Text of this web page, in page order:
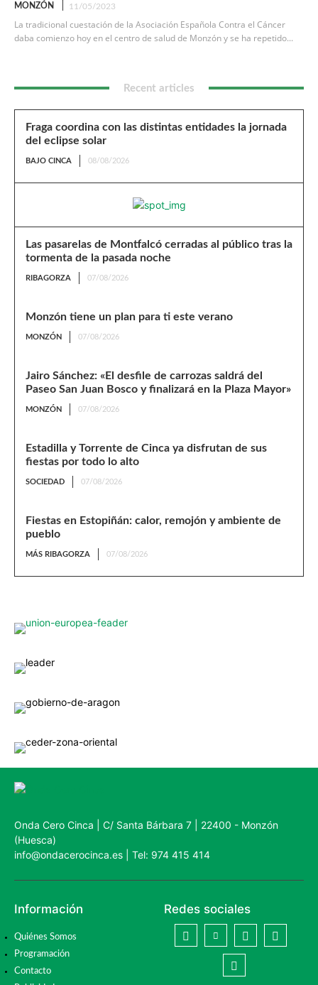
MONZÓN 11/05/2023
La tradicional cuestación de la Asociación Española Contra el Cáncer
daba comienzo hoy en el centro de salud de Monzón y se ha repetido...
Recent articles
Fraga coordina con las distintas entidades la jornada
del eclipse solar
BAJO CINCA 08/08/2026
Las pasarelas de Montfalcó cerradas al público tras la
tormenta de la pasada noche
RIBAGORZA 07/08/2026
Monzón tiene un plan para ti este verano
MONZÓN 07/08/2026
Jairo Sánchez: «El desfile de carrozas saldrá del
Paseo San Juan Bosco y finalizará en la Plaza Mayor»
MONZÓN 07/08/2026
Estadilla y Torrente de Cinca ya disfrutan de sus
fiestas por todo lo alto
SOCIEDAD 07/08/2026
Fiestas en Estopiñán: calor, remojón y ambiente de
pueblo
MÁS RIBAGORZA 07/08/2026
Onda Cero Cinca | C/ Santa Bárbara 7 | 22400 - Monzón
(Huesca)
info@ondacerocinca.es | Tel: 974 415 414
Información
Quiénes Somos
Programación
Contacto
Redes sociales